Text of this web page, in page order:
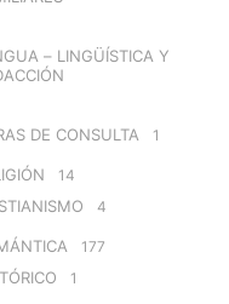
– LINGÜÍSTICA Y
DE CONSULTA 1
14
4
177
1